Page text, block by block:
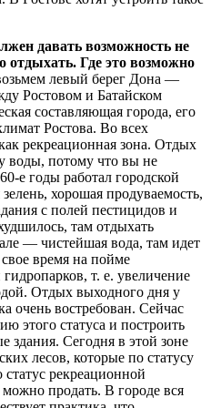
давать возможность не
отдыхать. Где это возможно
левый берег Дона —
Ростовом и Батайском
составляющая города, его
Ростова. Во всех
рекреационная зона. Отдых
воды, потому что вы не
е годы работал городской
хорошая продуваемость,
с полей пестицидов и
там отдыхать
— чистейшая вода, там идет
время на пойме
т. е. увеличение
Отдых выходного дня у
очень востребован. Сейчас
этого статуса и построить
здания. Сегодня в этой зоне
лесов, которые по статусу
статус рекреационной
продать. В городе вся